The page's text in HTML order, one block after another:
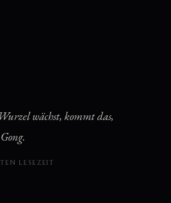
wächst, kommt das,
LESEZEIT